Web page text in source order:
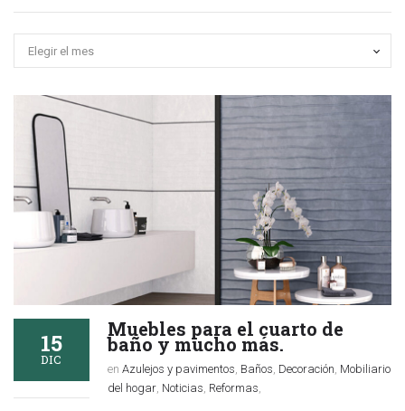
15
DIC
Muebles para el cuarto de
baño y mucho más.
en Azulejos y pavimentos Baños Decoración Mobiliario
del hogar, Noticias Reformas